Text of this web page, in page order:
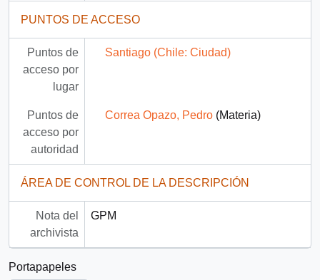
PUNTOS DE ACCESO
Puntos de
acceso por
lugar
Santiago (Chile: Ciudad)
Puntos de
acceso por
autoridad
Correa Opazo, Pedro(Materia)
ÁREA DE CONTROL DE LA DESCRIPCIÓN
Nota del
archivista
GPM
Portapapeles